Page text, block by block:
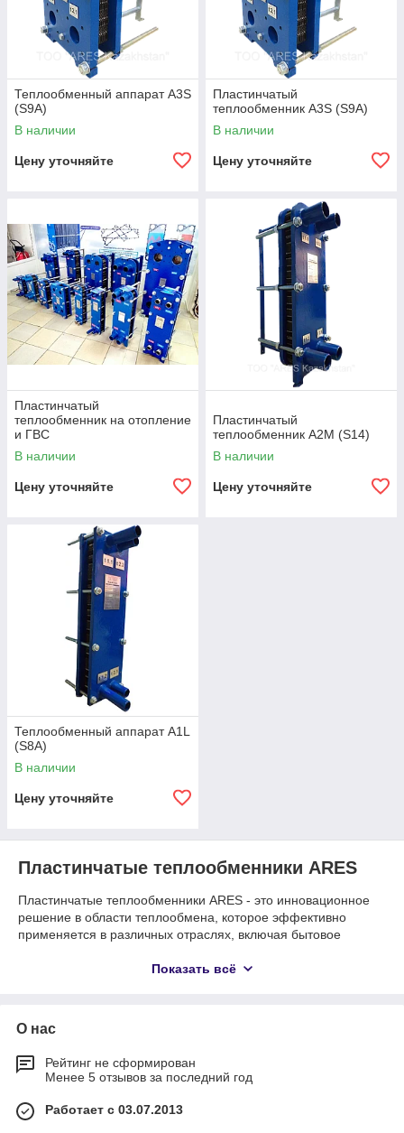
Теплообменный аппарат A3S
(S9A)
В наличии
Цену уточняйте
Пластинчатый
теплообменник A3S (S9A)
В наличии
Цену уточняйте
Пластинчатый
теплообменник на отопление
и ГВС
В наличии
Цену уточняйте
Пластинчатый
теплообменник А2М (S14)
В наличии
Цену уточняйте
Теплообменный аппарат A1L
(S8A)
В наличии
Цену уточняйте
Пластинчатые теплообменники ARES
Пластинчатые теплообменники ARES - это инновационное
решение в области теплообмена, которое эффективно
применяется в различных отраслях, включая бытовое
рассмотрим ключевые особенности и преимущества
применение и характеристики.
теплообменников ARES
компактные устройства, состоящие из нескольких
Показать всё
О нас
Рейтинг не сформирован
Менее 5 отзывов за последний год
Работает с 03.07.2013